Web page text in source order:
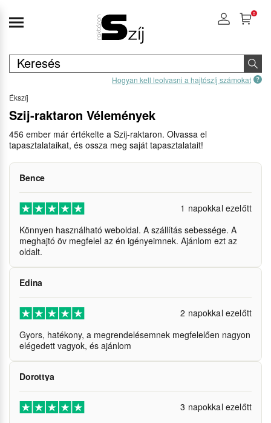
Hogyan kell leolvasni a hajtószíj számokat
0
Ékszíj
Szij-raktaron Vélemények
456 ember már értékelte a Szij-raktaron. Olvassa el
tapasztalataikat, és ossza meg saját tapasztalatait!
Bence
1 napokkal ezelőtt
Könnyen használható weboldal. A szállítás sebessége. A
meghajtó öv megfelel az én igényeimnek. Ajánlom ezt az
oldalt.
Edina
2 napokkal ezelőtt
Gyors, hatékony, a megrendelésemnek megfelelően nagyon
elégedett vagyok, és ajánlom
Dorottya
3 napokkal ezelőtt